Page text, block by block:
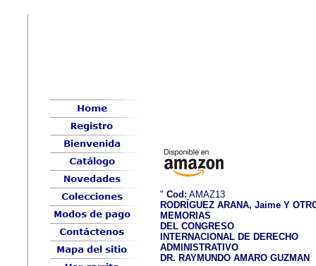
" Cod: AMAZ13
RODRÍGUEZ ARANA, Jaime Y
MEMORIAS
DEL CONGRESO
INTERNACIONAL DE DERECHO
ADMINISTRATIVO
DR. RAYMUNDO AMARO GUZMAN